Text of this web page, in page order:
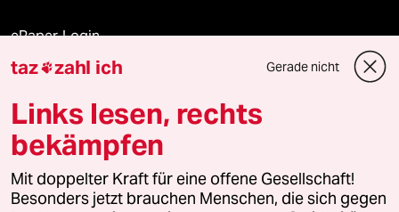
ePaper Login
Downloads für Abonnierende
© 2026 taz Verlags und Vertriebs GmbH
Alle Rechte vorbehalten. Bei rechtlichen Fragen oder für Genehmigungen
wenden Sie sich bitte an
lizenzen@taz.de
taz zahl ich Gerade nicht
Links lesen, rechts
bekämpfen
Mit doppelter Kraft für eine offene Gesellschaft!
Besonders jetzt brauchen Menschen, die sich gegen